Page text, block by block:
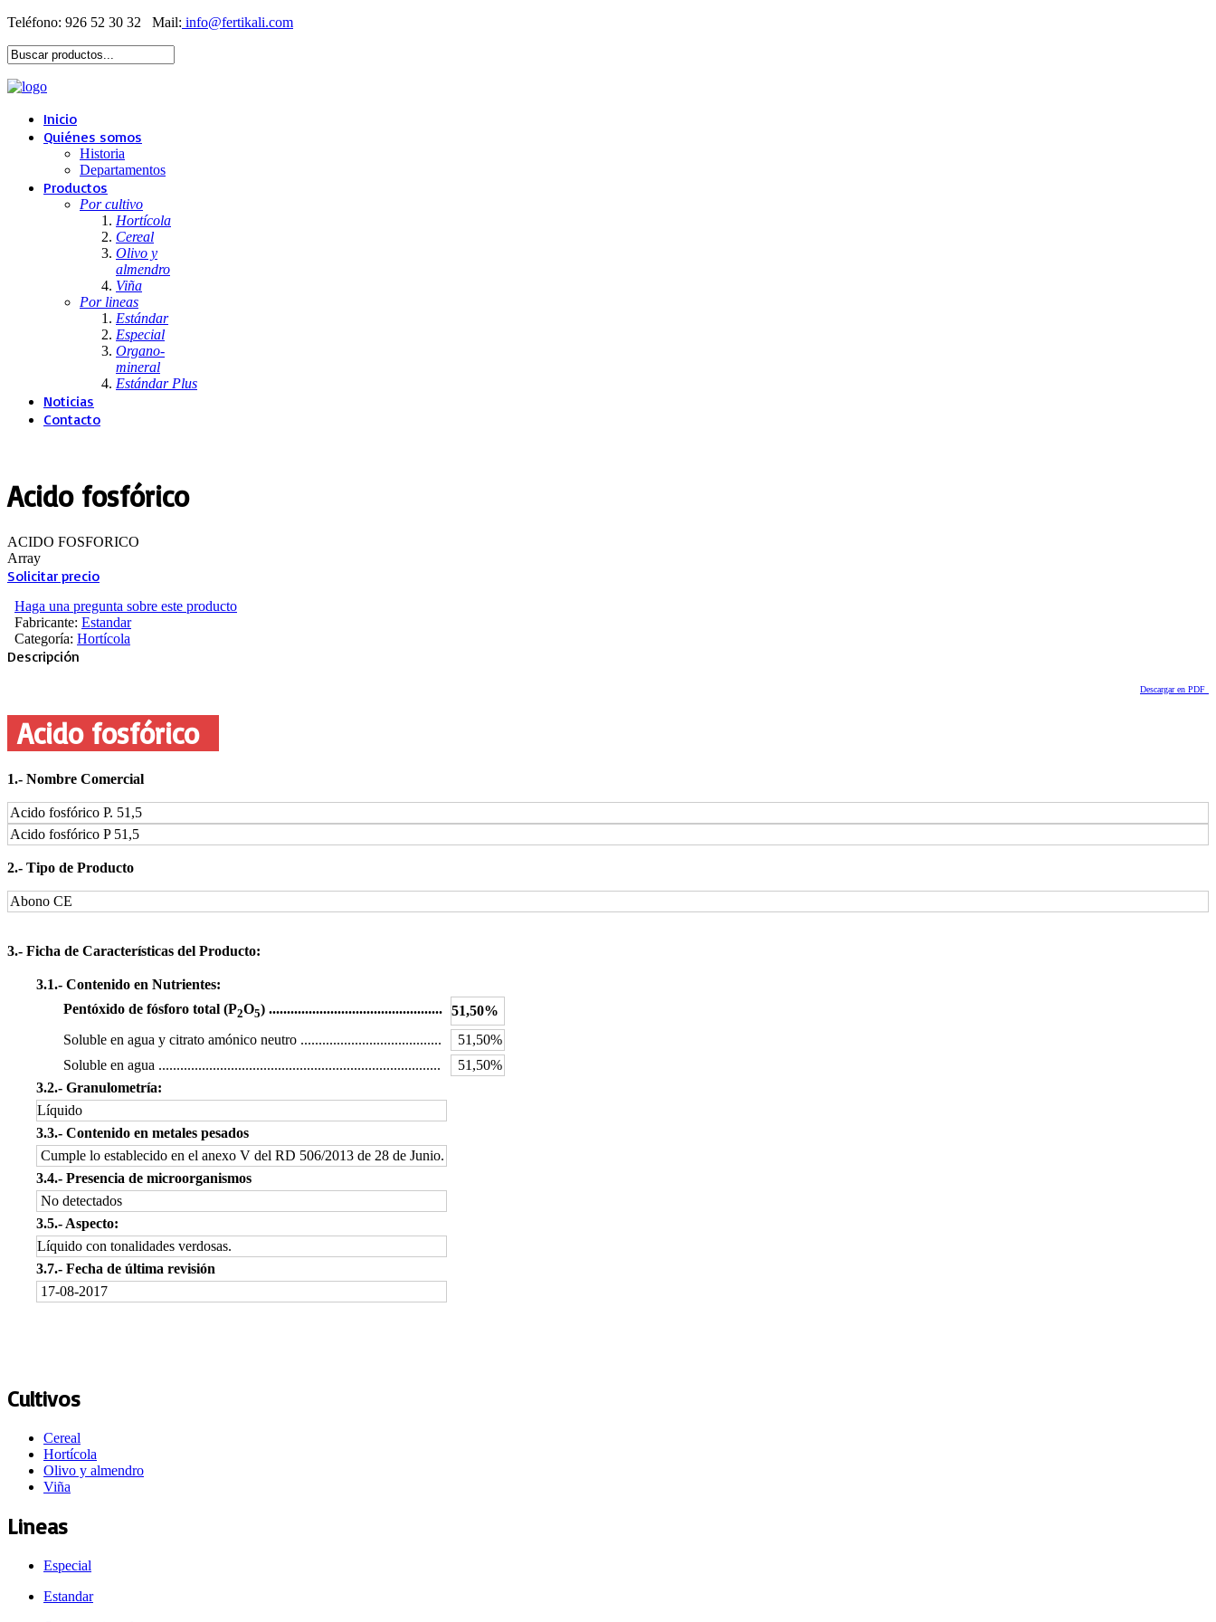
Teléfono: 926 52 30 32 Mail:
Inicio
Quiénes somos
Historia
Departamentos
Productos
Por cultivo
Hortícola
Cereal
Olivo y
almendro
Viña
Por lineas
Estándar
Especial
Organo-
mineral
Estándar Plus
Noticias
Contacto
Acido fosfórico
ACIDO FOSFORICO
Array
Solicitar precio
Haga una pregunta sobre este producto
Fabricante: Estandar
Categoría: Hortícola
Descripción
Descargar en PDF
Acido fosfórico
1.‐ Nombre Comercial
Acido fosfórico P. 51,5
Acido fosfórico P 51,5
2.‐ Tipo de Producto
Abono CE
3.‐ Ficha de Características del Producto:
3.1.‐ Contenido en Nutrientes:
Pentóxido de fósforo total (P2O5) ................................................ 51,50%
Soluble en agua y citrato amónico neutro .......................................
51,50%
Soluble en agua ..............................................................................
51,50%
3.2.‐ Granulometría:
Líquido
3.3.‐ Contenido en metales pesados
Cumple lo establecido en el anexo V del RD 506/2013 de 28 de Junio.
3.4.‐ Presencia de microorganismos
No detectados
3.5.‐ Aspecto:
Líquido con tonalidades verdosas.
3.7.- Fecha de última revisión
17-08-2017
Cultivos
Cereal
Hortícola
Olivo y almendro
Viña
Lineas
Especial
Estandar